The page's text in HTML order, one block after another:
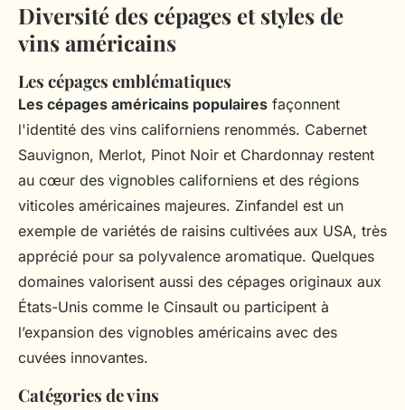
Diversité des cépages et styles de
vins américains
Les cépages emblématiques
Les cépages américains populaires façonnent
l'identité des vins californiens renommés. Cabernet
Sauvignon, Merlot, Pinot Noir et Chardonnay restent
au cœur des vignobles californiens et des régions
viticoles américaines majeures. Zinfandel est un
exemple de variétés de raisins cultivées aux USA, très
apprécié pour sa polyvalence aromatique. Quelques
domaines valorisent aussi des cépages originaux aux
États-Unis comme le Cinsault ou participent à
l’expansion des vignobles américains avec des
cuvées innovantes.
Catégories de vins